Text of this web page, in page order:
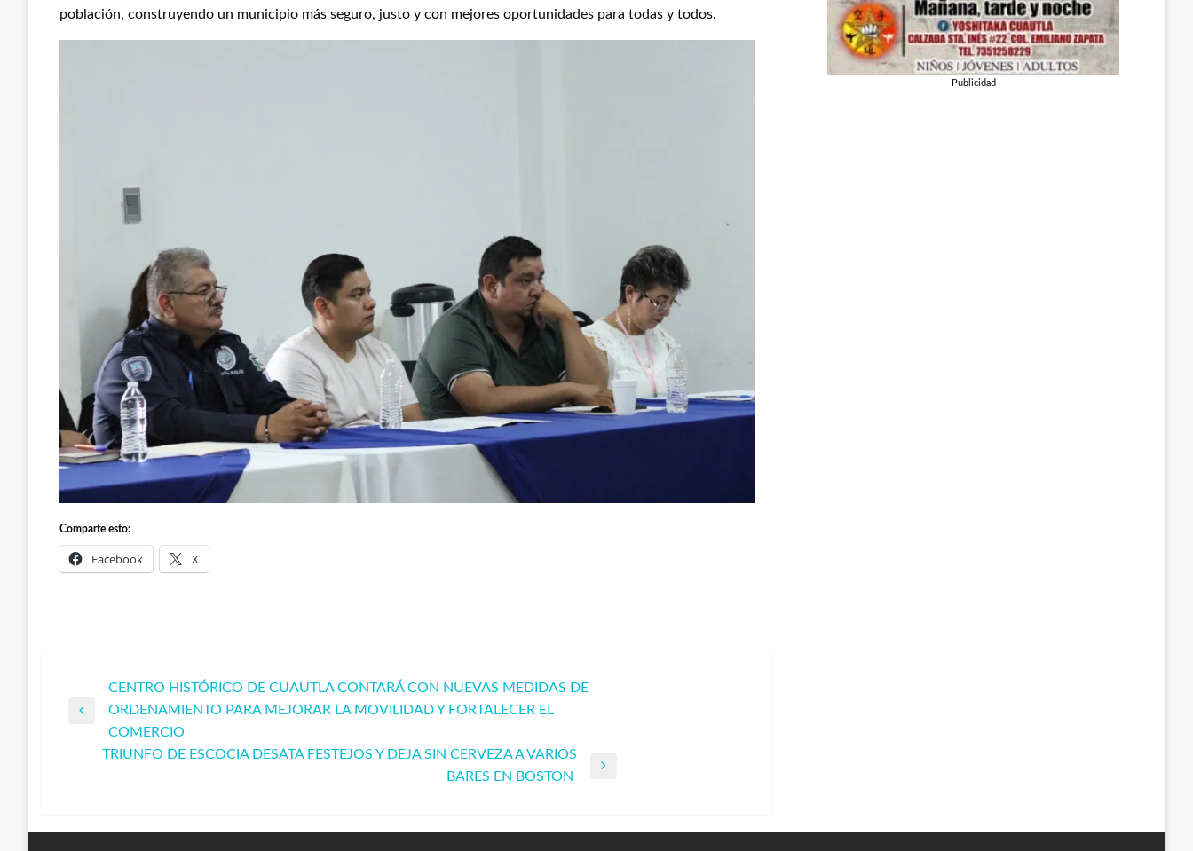
población, construyendo un municipio más seguro, justo y con mejores oportunidades para todas y todos.
Comparte esto:
Facebook X
Navegación
de
CENTRO HISTÓRICO DE CUAUTLA CONTARÁ CON NUEVAS MEDIDAS DE
ORDENAMIENTO PARA MEJORAR LA MOVILIDAD Y FORTALECER EL
COMERCIO
TRIUNFO DE ESCOCIA DESATA FESTEJOS Y DEJA SIN CERVEZA A VARIOS
BARES EN BOSTON
Publicidad